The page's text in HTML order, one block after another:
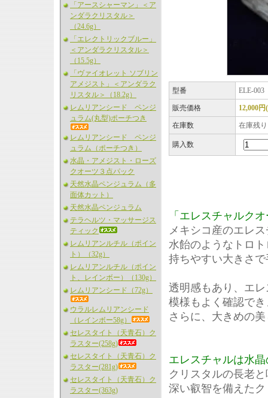
「アースシャーマン」＜ア
ンダラクリスタル＞
（24.6g）
「エレクトリックブルー」
＜アンダラクリスタル＞
（15.5g）
「ヴァイオレット ソブリン
アメジスト」＜アンダラク
リスタル＞（18.2g）
レムリアンシード ペンジ
ュラム(丸型)ポーチつき
レムリアンシード ペンジ
ュラム（ポーチつき）
水晶・アメジスト・ローズ
クオーツ３点パック
天然水晶ペンジュラム（多
面体カット）
天然水晶ペンジュラム
テラヘルツ・マッサージス
ティック
レムリアンルチル（ポイン
ト）（32g）
レムリアンルチル（ポイン
ト、レインボー）（130g）
レムリアンシード（72g）
ウラルレムリアンシード
（レインボー58g）
セレスタイト（天青石）ク
ラスター(258g)
セレスタイト（天青石）ク
ラスター(281g)
セレスタイト（天青石）ク
ラスター(363g)
型番 ELE-003
販売価格 12,000
在庫数 在庫残
購入数
「エレスチャルク
メキシコ産のエレ
水飴のようなトロ
持ちやすい大きさ
透明感もあり、エ
模様もよく確認でき
さらに、大きめの
エレスチャルは水
クリスタルの長老
深い叡智を備えた